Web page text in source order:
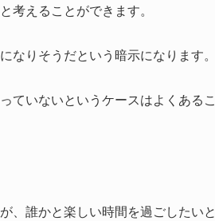
考えることができます。
なりそうだという暗示になります。
ていないというケースはよくあるこ
、誰かと楽しい時間を過ごしたいと